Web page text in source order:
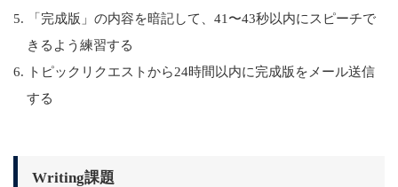
「完成版」の内容を暗記して、41〜43秒以内にスピーチで
きるよう練習する
トピックリクエストから24時間以内に完成版をメール送信
する
Writing課題